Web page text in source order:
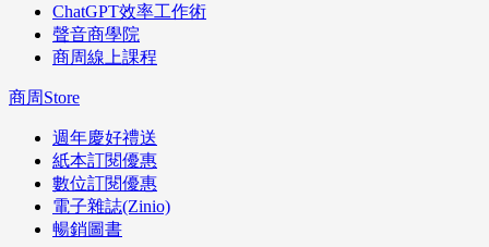
ChatGPT效率工作術
聲音商學院
商周線上課程
商周Store
週年慶好禮送
紙本訂閱優惠
數位訂閱優惠
電子雜誌(Zinio)
暢銷圖書